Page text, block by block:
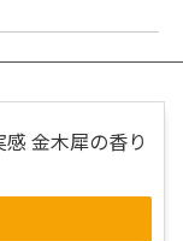
感 金木犀の香り